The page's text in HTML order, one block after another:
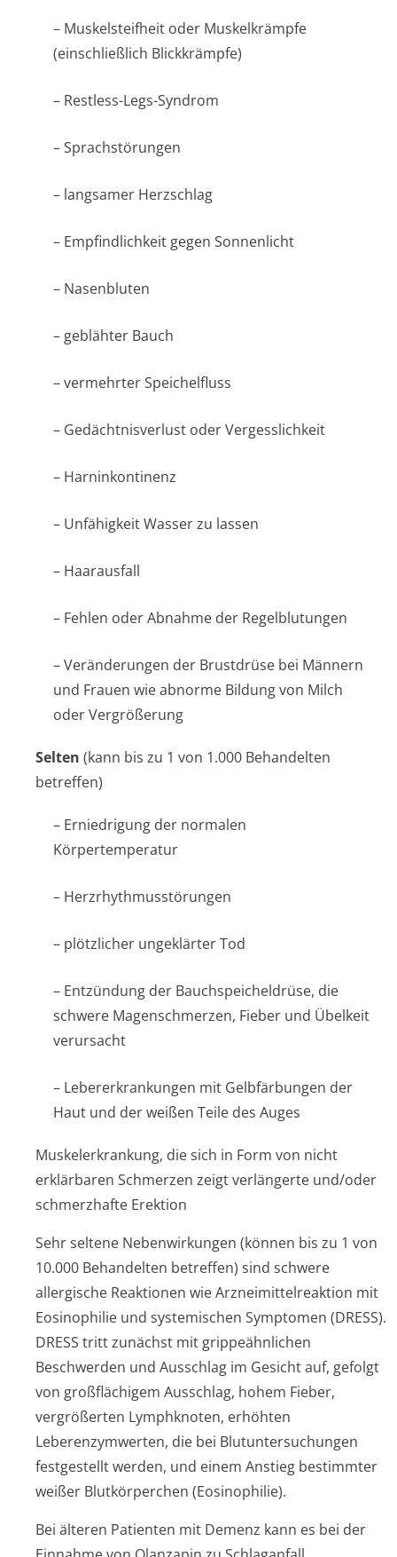
– Muskelsteifheit oder Muskelkrämpfe
(einschließlich Blickkrämpfe)
– Restless-Legs-Syndrom
– Sprachstörungen
– langsamer Herzschlag
– Empfindlichkeit gegen Sonnenlicht
– Nasenbluten
– geblähter Bauch
– vermehrter Speichelfluss
– Gedächtnisverlust oder Vergesslichkeit
– Harninkontinenz
– Unfähigkeit Wasser zu lassen
– Haarausfall
– Fehlen oder Abnahme der Regelblutungen
– Veränderungen der Brustdrüse bei Männern
und Frauen wie abnorme Bildung von Milch
oder Vergrößerung
Selten (kann bis zu 1 von 1.000 Behandelten
betreffen)
– Erniedrigung der normalen
Körpertemperatur
– Herzrhythmusstörun­gen
– plötzlicher ungeklärter Tod
– Entzündung der Bauchspeicheldrüse, die
schwere Magenschmerzen, Fieber und Übelkeit
verursacht
– Lebererkrankungen mit Gelbfärbungen der
Haut und der weißen Teile des Auges
Muskelerkrankung, die sich in Form von nicht
erklärbaren Schmerzen zeigt verlängerte und/oder
schmerzhafte Erektion
Sehr seltene Nebenwirkungen (können bis zu 1 von
10.000 Behandelten betreffen) sind schwere
allergische Reaktionen wie Arzneimittelre­aktion mit
Eosinophilie und systemischen Symptomen (DRESS).
DRESS tritt zunächst mit grippeähnlichen
Beschwerden und Ausschlag im Gesicht auf, gefolgt
von großflächigem Ausschlag, hohem Fieber,
vergrößerten Lymphknoten, erhöhten
Leberenzymwerten, die bei Blutuntersuchungen
festgestellt werden, und einem Anstieg bestimmter
weißer Blutkörperchen (Eosinophilie).
Bei älteren Patienten mit Demenz kann es bei der